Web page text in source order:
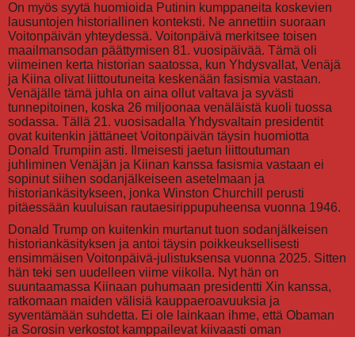
On myös syytä huomioida Putinin kumppaneita koskevien
lausuntojen historiallinen konteksti. Ne annettiin suoraan
Voitonpäivän yhteydessä. Voitonpäivä merkitsee toisen
maailmansodan päättymisen 81. vuosipäivää. Tämä oli
viimeinen kerta historian saatossa, kun Yhdysvallat, Venäjä
ja Kiina olivat liittoutuneita keskenään fasismia vastaan.
Venäjälle tämä juhla on aina ollut valtava ja syvästi
tunnepitoinen, koska 26 miljoonaa venäläistä kuoli tuossa
sodassa. Tällä 21. vuosisadalla Yhdysvaltain presidentit
ovat kuitenkin jättäneet Voitonpäivän täysin huomiotta
Donald Trumpiin asti. Ilmeisesti jaetun liittoutuman
juhliminen Venäjän ja Kiinan kanssa fasismia vastaan ei
sopinut siihen sodanjälkeiseen asetelmaan ja
historiankäsitykseen, jonka Winston Churchill perusti
pitäessään kuuluisan rautaesirippupuheensa vuonna 1946.
Donald Trump on kuitenkin murtanut tuon sodanjälkeisen
historiankäsityksen ja antoi täysin poikkeuksellisesti
ensimmäisen Voitonpäivä-julistuksensa vuonna 2025. Sitten
hän teki sen uudelleen viime viikolla. Nyt hän on
suuntaamassa Kiinaan puhumaan presidentti Xin kanssa,
ratkomaan maiden välisiä kauppaeroavuuksia ja
syventämään suhdetta. Ei ole lainkaan ihme, että Obaman
ja Sorosin verkostot kamppailevat kiivaasti oman